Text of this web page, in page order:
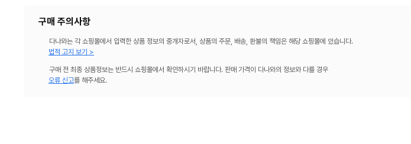
구매 주의사항
다나와는 각 쇼핑몰에서 입력한 상품 정보의 중개자로서, 상품의 주문, 배송, 환불의 책임은 해당 쇼핑몰에 있습니다.
법적 고지 보기 >
구매 전 최종 상품정보는 반드시 쇼핑몰에서 확인하시기 바랍니다. 판매 가격이 다나와의 정보와 다를 경우
오류 신고를 해주세요.